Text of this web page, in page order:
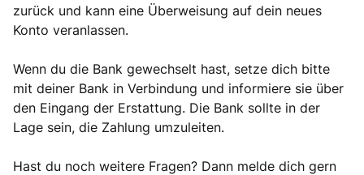
zurück und kann eine Überweisung auf dein neues
Konto veranlassen.
Wenn du die Bank gewechselt hast, setze dich bitte
mit deiner Bank in Verbindung und informiere sie über
den Eingang der Erstattung. Die Bank sollte in der
Lage sein, die Zahlung umzuleiten.
Hast du noch weitere Fragen? Dann melde dich gern